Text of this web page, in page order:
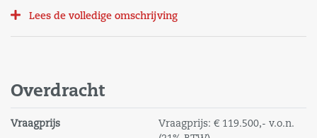
-Koppelen van de units behoort tot de
toilet en keuken);
-Moderne architectuur en mogelijkheid voor reclame
(bedrijfsruimtes);
Lees de volledige omschrijving
Overdracht
Vraagprijs Vraagprijs: € 119.500,- v.o.n.